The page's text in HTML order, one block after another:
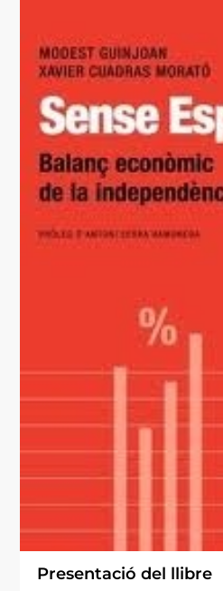
Presentació del llibre